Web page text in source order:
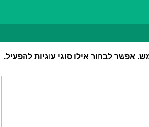
לבחור אילו סוגי עוגיות להפעיל.